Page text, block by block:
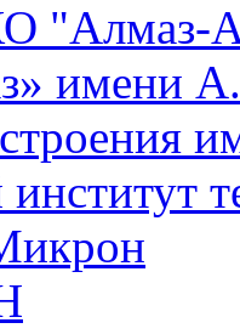
"Алмаз-
имени